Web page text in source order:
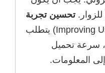
تحسين تجربة
(Improving User Experience) يتطلب
سرعة تحميل
المعلومات.